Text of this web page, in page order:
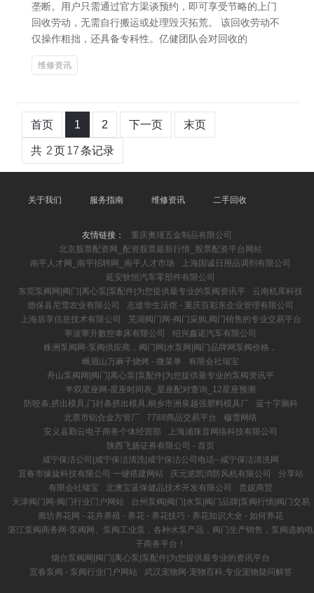
垄断。用户只需通过官方渠谈预约，即可享受节略的上门
回收劳动，无需自行搬运或处理毁灭拓荒。 该回收劳动不
仅操作粗拙，还具备专科性。亿健团队会对回收的
维修资讯
首页 1 2 下一页 末页
共 2页17条记录
关于我们 服务指南 维修资讯 二手回收
友情链接：
重庆奥瑾五金制品有限公司
北京股票配资网_配资股票最新行情_股票配资平台网站
南平人才网_南平招聘网_南平人才市场
上海国诚日用品调剂有限公司
延安狄恒汽车零部件有限公司
东莞泵阀网|阀门|离心泵|泵配件|为您提供最专业的泵阀资讯平
云南机库科技
德保县尼雪农业有限公司
志途华生活馆 - 重庆百彩东企业管理有限公司
上海居享信息技术有限公司
芜湖阀门网-阀门采购,阀门销售的专业交易平台
寧波華升數控車床有限公司
绍兴鑫诺汽车有限公司
株洲泵阀网-泵阀供应商，阀门网|水泵网|阀门品牌网泵阀价格，
峨眉山万麻子烧烤 - 微菜单
有限会社瑞宝
舟山泵阀网|阀门|离心泵|泵配件|为您提供最专业的泵阀资讯平
半双星座网-星座时间表_星座配对查询_12星座预测
防咬条,挤出模具,门封条挤出模具,桐乡市洲泉越强塑料模具厂
蓝十字脑科
北票市铝合金方管厂
7788商品交易平台
穆雪网络
安义县勤云电子商务个体经营部
上海浦珠音网络科技有限公司
陕西飞扬证券有限公司 - 首页
咸宁保洁公司|咸宁保洁清洗|咸宁保洁公司电话--咸宁保洁清洗网
宜春市缘旋科技有限公司 一键搭建网站
庆元览凯消防风机有限公司
分享站
有限会社瑞宝
北澳宝蓝保健品技术开发有限公司
贵妮商贸
天津阀门网-阀门行业门户网站
台州泵阀|阀门|水泵|阀门品牌|泵阀行情|阀门交易
廊坊养花网 - 花卉养殖 - 养花 - 养花技巧 - 养花知识大全 - 如何养花
湛江泵阀商务网-泵阀网、泵阀工业泵，各种水泵产品，阀门生产销售，泵阀选购电
子商务平台！
烟台泵阀网|阀门|离心泵|泵配件|为您提供最专业的资讯平台
宜春泵阀 - 泵阀行业门户网站
武汉宠物网-宠物百科,专业宠物疑问解答